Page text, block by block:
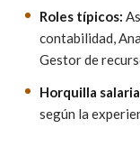
Roles típicos:
contabilidad,
Gestor de
Horquilla
según la